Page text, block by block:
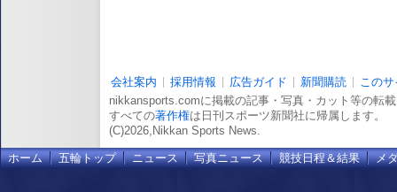
会社案内 採用情報 広告ガイド 新聞購読
この
nikkansports.comに掲載の記事・写真・カット等の転
すべての著作権は日刊スポーツ新聞社に帰属します。
(C)2026,Nikkan Sports News.
ホーム 五輪トップ ニュース 写真ニュース 競技日程＆結果 メ